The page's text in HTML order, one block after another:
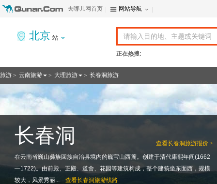
去哪儿网首页 网站导航
北京 站
正在热搜:
旅游 > 云南旅游 > 大理旅游 > 长春洞旅游
查看长春洞旅游报价 >
长春洞
在云南省巍山彝族回族自治县境内的巍宝山西麓。创建于清代康熙年间(1662
—1722)。由前殿、正殿、道舍、花园等建筑构成，整个建筑坐东面西，规模
较大，风景秀丽...
查看长春洞旅游线路